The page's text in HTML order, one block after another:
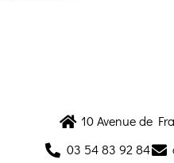
10 Avenue de
03 54 83 92 84